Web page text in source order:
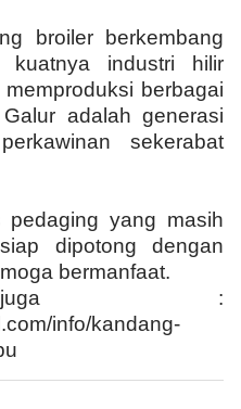
broiler berkembang
kuatnya industri hilir
berbagai
adalah generasi
sekerabat
yang masih
dipotong dengan
bermanfaat.
:
info/kandang-